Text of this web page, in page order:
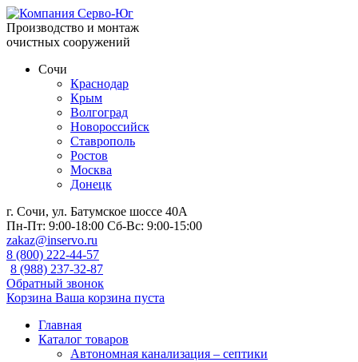
Производство и монтаж
очистных сооружений
Сочи
Краснодар
Крым
Волгоград
Новороссийск
Ставрополь
Ростов
Москва
Донецк
г. Сочи, ул. Батумское шоссе 40А
Пн-Пт: 9:00-18:00 Сб-Вс: 9:00-15:00
zakaz@inservo.ru
8 (800) 222-44-57
8 (988) 237-32-87
Обратный звонок
Корзина Ваша корзина пуста
Главная
Каталог товаров
Автономная канализация – септики